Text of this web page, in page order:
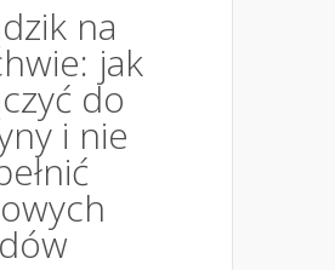
na
jak
do
i nie